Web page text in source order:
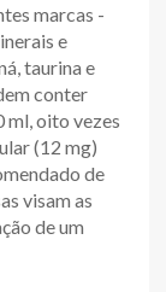
marcas -
e
taurina e
conter
ml, oito vezes
(12 mg)
de
visam as
de um